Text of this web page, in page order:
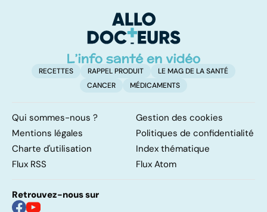
RECETTES RAPPEL PRODUIT
LE MAG DE LA SANTÉ
CANCER
MÉDICAMENTS
Qui sommes-nous ?
Gestion des cookies
Mentions légales
Politiques de confidentialité
Charte d'utilisation
Index thématique
Flux RSS
Flux Atom
Retrouvez-nous sur